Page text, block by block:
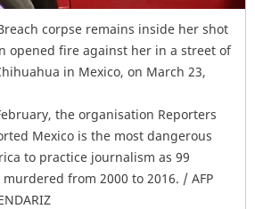
corpse remains inside her shot
opened fire against her in a street of
in Mexico, on March 23,
the organisation Reporters
Mexico is the most dangerous
to practice journalism as 99
from 2000 to 2016. / AFP